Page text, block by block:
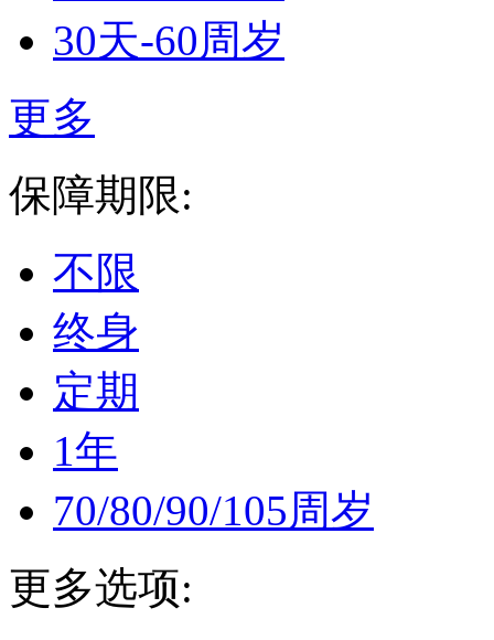
30天-60周岁
更多
保障期限:
不限
终身
定期
1年
70/80/90/105周岁
更多选项: